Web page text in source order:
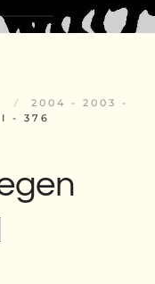
2004 - 2003 -
- 376